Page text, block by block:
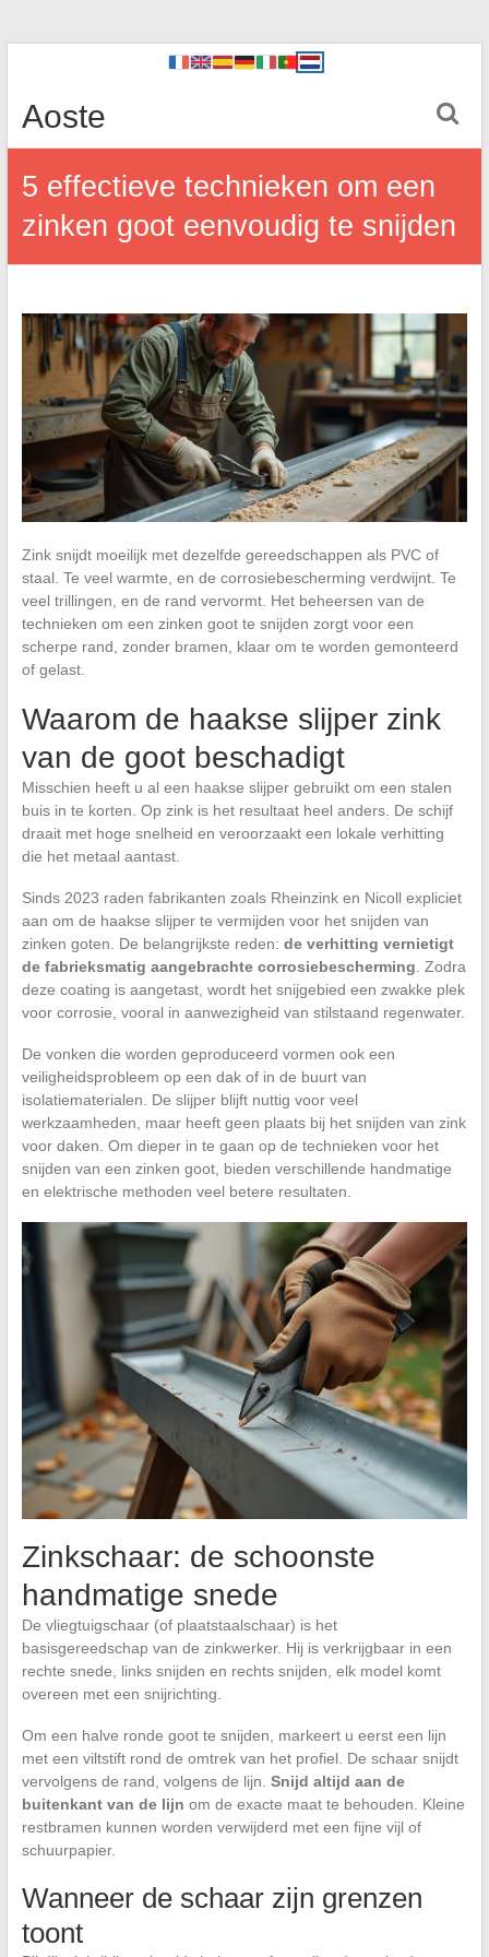
Aoste
5 effectieve technieken om een
zinken goot eenvoudig te snijden
Zink snijdt moeilijk met dezelfde gereedschappen als PVC of
staal. Te veel warmte, en de corrosiebescherming verdwijnt. Te
veel trillingen, en de rand vervormt. Het beheersen van de
technieken om een zinken goot te snijden zorgt voor een
scherpe rand, zonder bramen, klaar om te worden gemonteerd
of gelast.
Waarom de haakse slijper zink
van de goot beschadigt
Misschien heeft u al een haakse slijper gebruikt om een stalen
buis in te korten. Op zink is het resultaat heel anders. De schijf
draait met hoge snelheid en veroorzaakt een lokale verhitting
die het metaal aantast.
Sinds 2023 raden fabrikanten zoals Rheinzink en Nicoll expliciet
aan om de haakse slijper te vermijden voor het snijden van
zinken goten. De belangrijkste reden: de verhitting vernietigt
de fabrieksmatig aangebrachte corrosiebescherming . Zodra
deze coating is aangetast, wordt het snijgebied een zwakke plek
voor corrosie, vooral in aanwezigheid van stilstaand regenwater.
De vonken die worden geproduceerd vormen ook een
veiligheidsprobleem op een dak of in de buurt van
isolatiematerialen. De slijper blijft nuttig voor veel
werkzaamheden, maar heeft geen plaats bij het snijden van zink
voor daken. Om dieper in te gaan op de technieken voor het
snijden van een zinken goot, bieden verschillende handmatige
en elektrische methoden veel betere resultaten.
Zinkschaar: de schoonste
handmatige snede
De vliegtuigschaar (of plaatstaalschaar) is het
basisgereedschap van de zinkwerker. Hij is verkrijgbaar in een
rechte snede, links snijden en rechts snijden, elk model komt
overeen met een snijrichting.
Om een halve ronde goot te snijden, markeert u eerst een lijn
met een viltstift rond de omtrek van het profiel. De schaar snijdt
vervolgens de rand, volgens de lijn. Snijd altijd aan de
buitenkant van de lijn om de exacte maat te behouden. Kleine
restbramen kunnen worden verwijderd met een fijne vijl of
schuurpapier.
Wanneer de schaar zijn grenzen
toont